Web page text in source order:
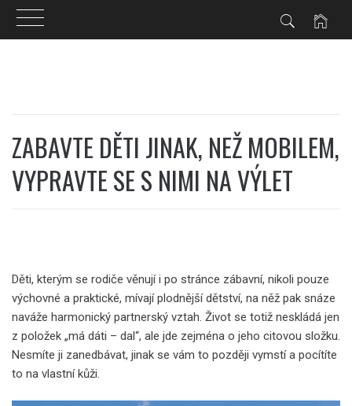
ZABAVTE DĚTI JINAK, NEŽ MOBILEM,
VYPRAVTE SE S NIMI NA VÝLET
Děti, kterým se rodiče věnují i po stránce zábavní, nikoli pouze
výchovné a praktické, mívají plodnější dětství, na něž pak snáze
naváže harmonický partnerský vztah. Život se totiž neskládá jen
z položek „má dáti – dal“, ale jde zejména o jeho citovou složku.
Nesmíte ji zanedbávat, jinak se vám to později vymstí a pocítíte
to na vlastní kůži.